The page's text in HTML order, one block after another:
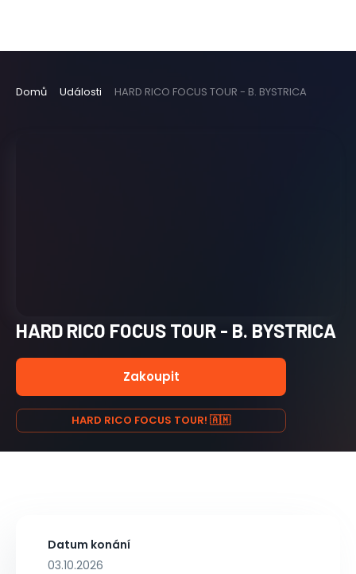
Domů Události HARD RICO FOCUS TOUR - B. BYSTRICA
HARD RICO FOCUS TOUR - B. BYSTRICA
Zakoupit
HARD RICO FOCUS TOUR! 🇦🇲
Datum konání
03.10.2026